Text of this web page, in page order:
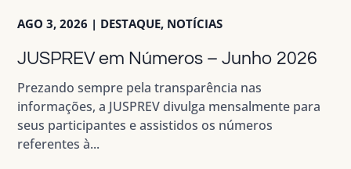
JUSPREV em Números – Junho 2026
AGO 3, 2026 | DESTAQUE, NOTÍCIAS
Prezando sempre pela transparência nas
informações, a JUSPREV divulga mensalmente para
seus participantes e assistidos os números
referentes à...